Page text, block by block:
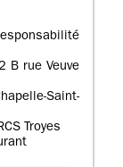
B rue Veuve
Saint-
Troyes